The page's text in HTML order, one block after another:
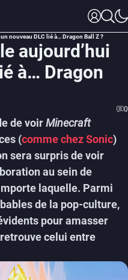
nouveau DLC lié à… Dragon Ball Z ?
aujourd’hui
à… Dragon
0
de voirMinecraft
(comme chez Sonic)
sera surpris de voir
au sein de
laquelle. Parmi
de la pop-culture,
pour amasser
celui entre